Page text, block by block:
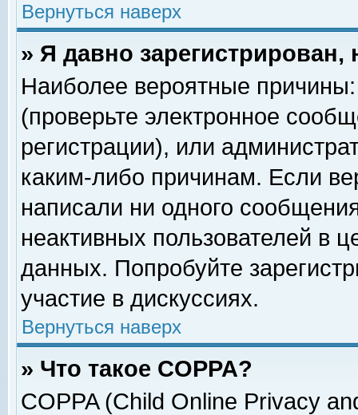
Вернуться наверх
» Я давно
Наиболее вероятные
(проверьте электронное
регистрации), или
каким-либо причинам. Если
написали ни одного
неактивных пользователей в
данных. Попробуйте
участие в дискуссиях.
Вернуться наверх
» Что такое COPPA?
COPPA (Child Online Privacy